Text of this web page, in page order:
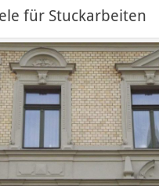
für Stuckarbeiten